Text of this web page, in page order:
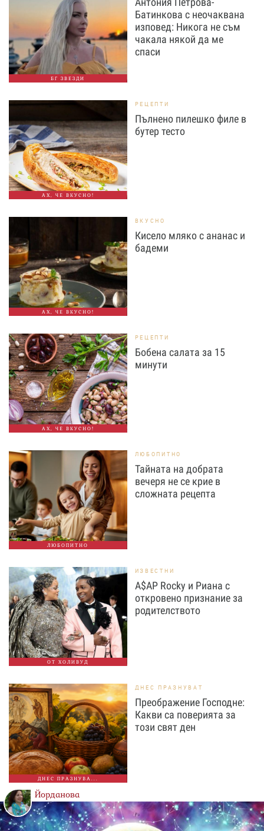
БГ ЗВЕЗДИ
Батинкова с неочаквана
изповед: Никога не съм
чакала някой да ме
спаси
АХ, ЧЕ ВКУСНО!
РЕЦЕПТИ
Пълнено пилешко филе в
бутер тесто
АХ, ЧЕ ВКУСНО!
ВКУСНО
Кисело мляко с ананас и
бадеми
АХ, ЧЕ ВКУСНО!
РЕЦЕПТИ
Бобена салата за 15
минути
ЛЮБОПИТНО
ЛЮБОПИТНО
Тайната на добрата
вечеря не се крие в
сложната рецепта
ОТ ХОЛИВУД
ИЗВЕСТНИ
A$AP Rocky и Риана с
откровено признание за
родителството
ДНЕС ПРАЗНУВА...
ДНЕС ПРАЗНУВАТ
Преображение Господне:
Какви са поверията за
този свят ден
Йорданова